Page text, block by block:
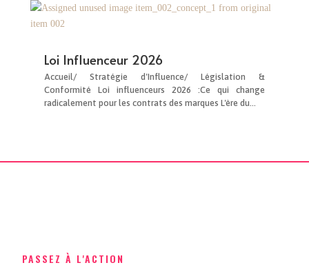
Loi Influenceur 2026
Accueil/ Stratégie d'Influence/ Législation &
Conformité Loi influenceurs 2026 :Ce qui change
radicalement pour les contrats des marques L'ère du...
PASSEZ À L'ACTION